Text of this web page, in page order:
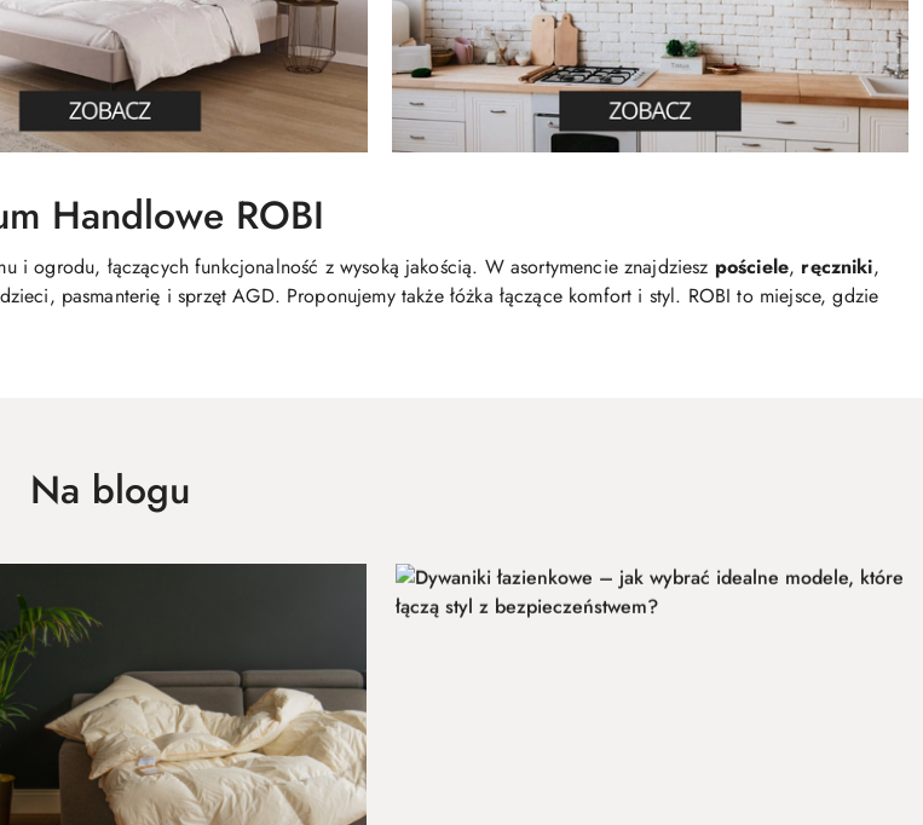
Handlowe ROBI
ogrodu, łączących funkcjonalność z wysoką jakością. W asortymencie znajdziesz pościele, ręczniki,
pasmanterię i sprzęt AGD. Proponujemy także łóżka łączące komfort i styl. ROBI to miejsce, gdzie
Na blogu